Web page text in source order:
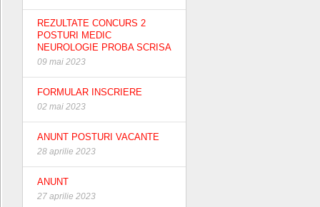
REZULTATE CONCURS 2
POSTURI MEDIC
NEUROLOGIE PROBA SCRISA
09 mai 2023
FORMULAR INSCRIERE
02 mai 2023
ANUNT POSTURI VACANTE
28 aprilie 2023
ANUNT
27 aprilie 2023